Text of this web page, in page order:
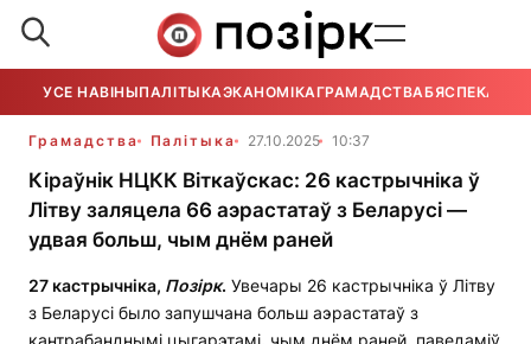
УСЕ НАВІНЫПАЛІТЫКАЭКАНОМІКАГРАМАДСТВАБЯСПЕКА
Грамадства Палітыка 27.10.2025 10:37
Кіраўнік НЦКК Віткаўскас: 26 кастрычніка ў
Літву заляцела 66 аэрастатаў з Беларусі —
удвая больш, чым днём раней
27 кастрычніка, Позірк. Увечары 26 кастрычніка ў Літву
з Беларусі было запушчана больш аэрастатаў з
кантрабанднымі цыгарэтамі, чым днём раней, паведаміў